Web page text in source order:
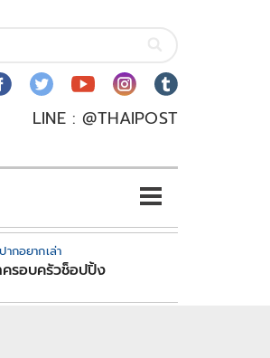
LINE : @THAIPOST
ากอยากเล่า
รอบครัวช็อปปิ้ง